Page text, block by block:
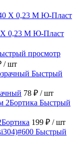
Х 0,23 М Ю-Пласт
просмотр
/ шт
Быстрый
78 ₽ / шт
Быстрый
199 ₽ / шт
Быстрый